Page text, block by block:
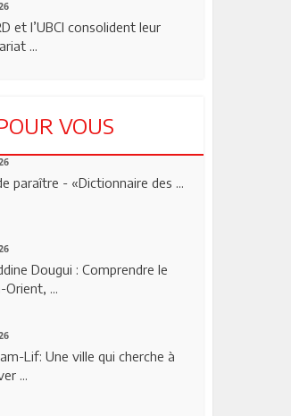
et l’UBCI consolident leur
...
VOUS
paraître - «Dictionnaire des ...
Dougui : Comprendre le
Orient, ...
Lif: Une ville qui cherche à
...